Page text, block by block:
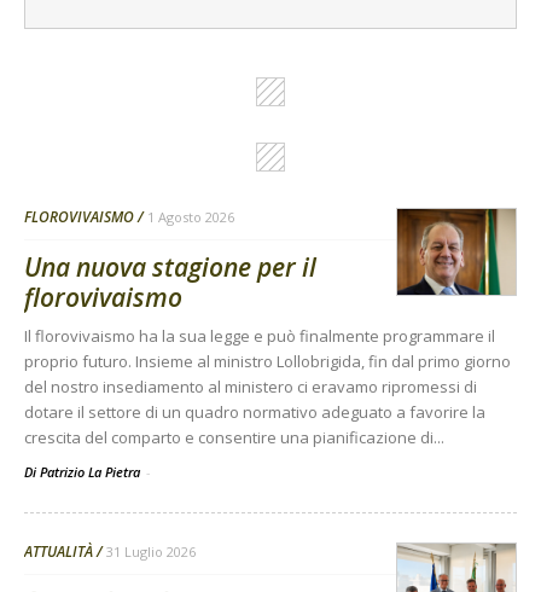
FLOROVIVAISMO 1 Agosto 2026
Una nuova stagione per il
florovivaismo
Il florovivaismo ha la sua legge e può finalmente programmare il
proprio futuro. Insieme al ministro Lollobrigida, fin dal primo giorno
del nostro insediamento al ministero ci eravamo ripromessi di
dotare il settore di un quadro normativo adeguato a favorire la
crescita del comparto e consentire una pianificazione di...
Di Patrizio La Pietra -
ATTUALITÀ 31 Luglio 2026